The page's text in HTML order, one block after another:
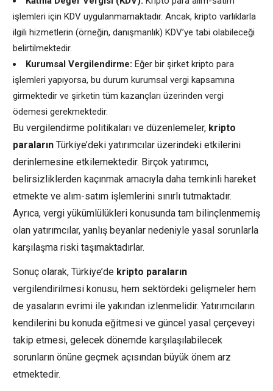
işlemleri için KDV uygulanmamaktadır. Ancak, kripto varlıklarla
ilgili hizmetlerin (örneğin, danışmanlık) KDV’ye tabi olabileceği
belirtilmektedir.
Kurumsal Vergilendirme: Eğer bir şirket kripto para
işlemleri yapıyorsa, bu durum kurumsal vergi kapsamına
girmektedir ve şirketin tüm kazançları üzerinden vergi
ödemesi gerekmektedir.
Bu vergilendirme politikaları ve düzenlemeler, kripto
paraların Türkiye’deki yatırımcılar üzerindeki etkilerini
derinlemesine etkilemektedir. Birçok yatırımcı,
belirsizliklerden kaçınmak amacıyla daha temkinli hareket
etmekte ve alım-satım işlemlerini sınırlı tutmaktadır.
Ayrıca, vergi yükümlülükleri konusunda tam bilinçlenmemiş
olan yatırımcılar, yanlış beyanlar nedeniyle yasal sorunlarla
karşılaşma riski taşımaktadırlar.
Sonuç olarak, Türkiye’de kripto paraların
vergilendirilmesi konusu, hem sektördeki gelişmeler hem
de yasaların evrimi ile yakından izlenmelidir. Yatırımcıların
kendilerini bu konuda eğitmesi ve güncel yasal çerçeveyi
takip etmesi, gelecek dönemde karşılaşılabilecek
sorunların önüne geçmek açısından büyük önem arz
etmektedir.